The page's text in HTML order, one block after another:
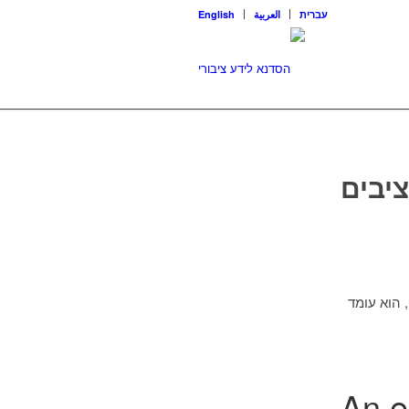
English العربية עברית
הוא עומד